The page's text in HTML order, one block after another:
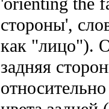
стороны',
как "лицо").
задняя